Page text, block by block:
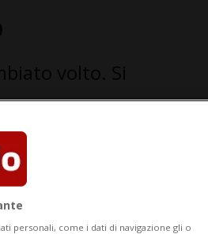
personali, come i dati di navigazione gli o